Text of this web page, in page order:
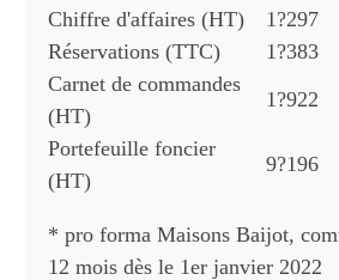
Chiffre d'affaires (HT) 1?297
Réservations (TTC)
1?383
Carnet de commandes
(HT)
1?922
Portefeuille foncier
(HT)
9?196
* pro forma Maisons Baijot,
12 mois dès le 1er janvier 2022